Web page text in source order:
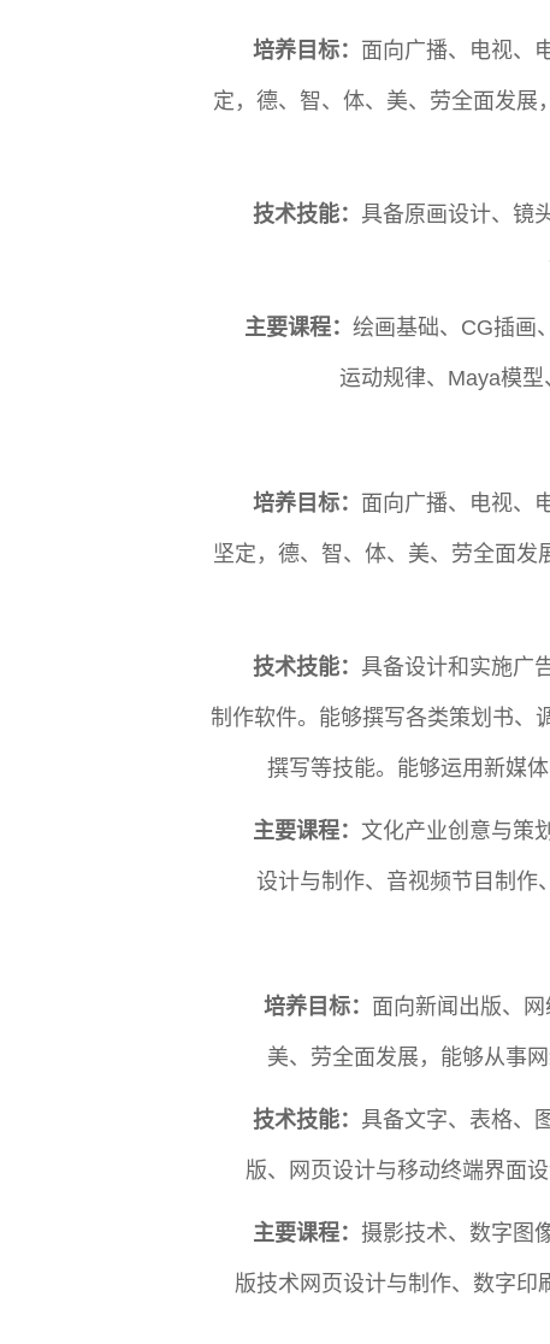
培养目标： 面向广播、电视、
定，德、智、体、美、劳全面发
技术技能： 具备原画设计、镜
主要课程： 绘画基础、CG插画
运动规律、Maya模
培养目标： 面向广播、电视、
坚定，德、智、体、美、劳全面
技术技能： 具备设计和实施广
制作软件。能够撰写各类策划书、
撰写等技能。能够运用新媒
主要课程： 文化产业创意与策
设计与制作、音视频节目制作
培养目标： 面向新闻出版、
美、劳全面发展，能够从事
技术技能： 具备文字、表格、
版、网页设计与移动终端界面
主要课程： 摄影技术、数字图
版技术网页设计与制作、数字印